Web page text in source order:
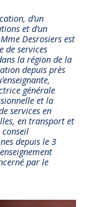
d’un
et d’un
Desrosiers est
de services
la région de la
depuis près
générale
et la
services en
en transport et
conseil
depuis le 3
par le